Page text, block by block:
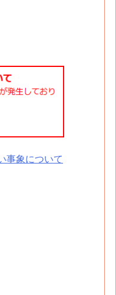
事象について